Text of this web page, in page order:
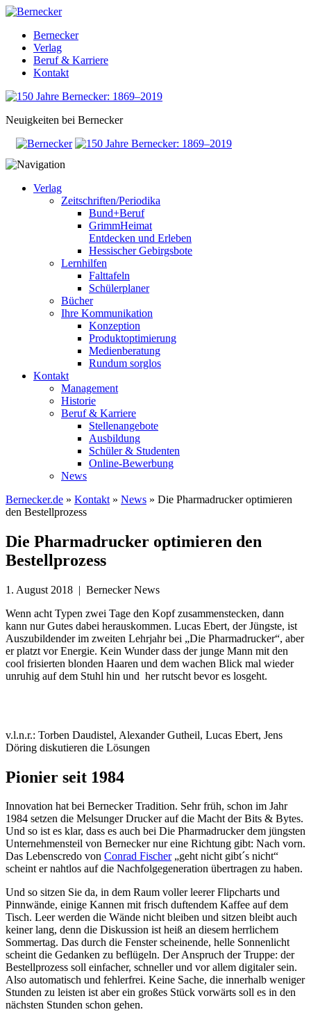
Bernecker
Verlag
Beruf & Karriere
Kontakt
Neuigkeiten bei Bernecker
Verlag
Zeitschriften/Periodika
Bund+Beruf
GrimmHeimat
Entdecken und Erleben
Hessischer Gebirgsbote
Lernhilfen
Falttafeln
Schülerplaner
Bücher
Ihre Kommunikation
Konzeption
Produktoptimierung
Medienberatung
Rundum sorglos
Kontakt
Management
Historie
Beruf & Karriere
Stellenangebote
Ausbildung
Schüler & Studenten
Online-Bewerbung
News
Bernecker.de » Kontakt » News » Die Pharmadrucker optimieren
den Bestellprozess
Die Pharmadrucker optimieren den
Bestellprozess
1. August 2018 | Bernecker News
Wenn acht Typen zwei Tage den Kopf zusammenstecken, dann
kann nur Gutes dabei herauskommen. Lucas Ebert, der Jüngste, ist
Auszubildender im zweiten Lehrjahr bei „Die Pharmadrucker“, aber
er platzt vor Energie. Kein Wunder dass der junge Mann mit den
cool frisierten blonden Haaren und dem wachen Blick mal wieder
unruhig auf dem Stuhl hin und her rutscht bevor es losgeht.
v.l.n.r.: Torben Daudistel, Alexander Gutheil, Lucas Ebert, Jens
Döring diskutieren die Lösungen
Pionier seit 1984
Innovation hat bei Bernecker Tradition. Sehr früh, schon im Jahr
1984 setzen die Melsunger Drucker auf die Macht der Bits & Bytes.
Und so ist es klar, dass es auch bei Die Pharmadrucker dem jüngsten
Unternehmensteil von Bernecker nur eine Richtung gibt: Nach vorn.
Das Lebenscredo von Conrad Fischer„geht nicht gibt´s nicht“
scheint er nahtlos auf die Nachfolgegeneration übertragen zu haben.
Und so sitzen Sie da, in dem Raum voller leerer Flipcharts und
Pinnwände, einige Kannen mit frisch duftendem Kaffee auf dem
Tisch. Leer werden die Wände nicht bleiben und sitzen bleibt auch
keiner lang, denn die Diskussion ist heiß an diesem herrlichem
Sommertag. Das durch die Fenster scheinende, helle Sonnenlicht
scheint die Gedanken zu beflügeln. Der Anspruch der Truppe: der
Bestellprozess soll einfacher, schneller und vor allem digitaler sein.
Also automatisch und fehlerfrei. Keine Sache, die innerhalb weniger
Stunden zu leisten ist aber ein großes Stück vorwärts soll es in den
nächsten Stunden schon gehen.